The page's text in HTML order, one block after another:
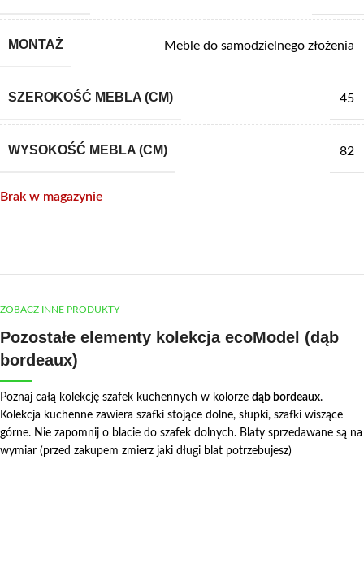
MONTAŻ Meble do samodzielnego złożenia
SZEROKOŚĆ MEBLA (CM) 45
WYSOKOŚĆ MEBLA (CM) 82
Brak w magazynie
ZOBACZ INNE PRODUKTY
Pozostałe elementy kolekcja ecoModel (dąb
bordeaux)
Poznaj całą kolekcję szafek kuchennych w kolorze dąb bordeaux.
Kolekcja kuchenne zawiera szafki stojące dolne, słupki, szafki wiszące
górne. Nie zapomnij o blacie do szafek dolnych. Blaty sprzedawane są na
wymiar (przed zakupem zmierz jaki długi blat potrzebujesz)